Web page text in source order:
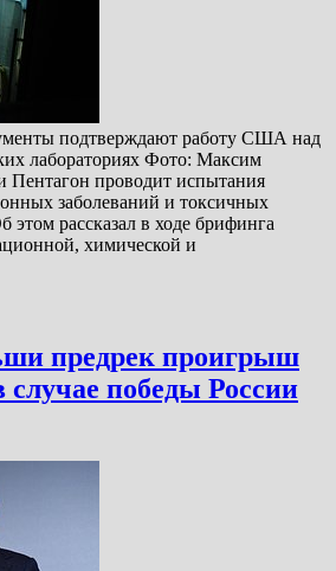
подтверждают работу США над
лабораториях Фото: Максим
Пентагон проводит испытания
заболеваний и токсичных
этом рассказал в ходе брифинга
химической и
предрек проигрыш
победы России